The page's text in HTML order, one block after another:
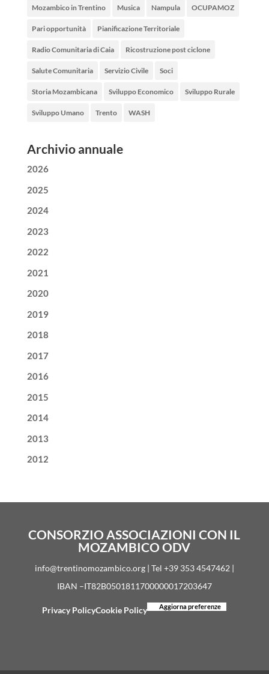
Mozambico in Trentino Musica Nampula OCUPAMOZ
Pari opportunità Pianificazione Territoriale
Radio Comunitaria di Caia Ricostruzione post ciclone
Salute Comunitaria Servizio Civile Soci
Storia Mozambicana Sviluppo Economico Sviluppo Rurale
Sviluppo Umano Trento WASH
Archivio annuale
2026
2025
2024
2023
2022
2021
2020
2019
2018
2017
2016
2015
2014
2013
2012
CONSORZIO ASSOCIAZIONI CON IL
MOZAMBICO ODV
info@trentinomozambico.org | Tel +39 353 4547462 |
IBAN –IT82B0501811700000017203647
Privacy PolicyCookie Policy Aggiorna preferenze